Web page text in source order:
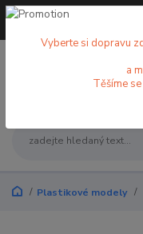
+420 773 998 582
Plastikové modely
Vyberte si dopravu
a
Těšíme